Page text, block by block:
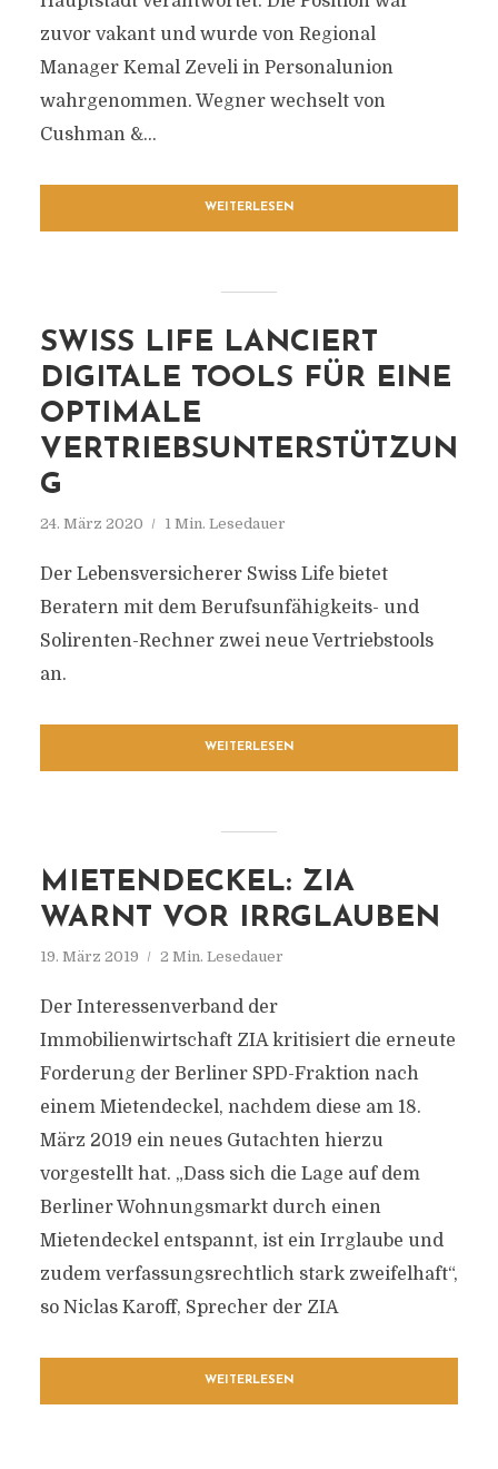
zuvor vakant und wurde von Regional
Manager Kemal Zeveli in Personalunion
wahrgenommen. Wegner wechselt von
Cushman &...
WEITERLESEN
SWISS LIFE LANCIERT
DIGITALE TOOLS FÜR EINE
OPTIMALE
VERTRIEBSUNTERSTÜTZUN
G
24. März 2020 1 Min. Lesedauer
Der Lebensversicherer Swiss Life bietet
Beratern mit dem Berufsunfähigkeits- und
Solirenten-Rechner zwei neue Vertriebstools
an.
WEITERLESEN
MIETENDECKEL: ZIA
WARNT VOR IRRGLAUBEN
19. März 2019 2 Min. Lesedauer
Der Interessenverband der
Immobilienwirtschaft ZIA kritisiert die erneute
Forderung der Berliner SPD-Fraktion nach
einem Mietendeckel, nachdem diese am 18.
März 2019 ein neues Gutachten hierzu
vorgestellt hat. „Dass sich die Lage auf dem
Berliner Wohnungsmarkt durch einen
Mietendeckel entspannt, ist ein Irrglaube und
zudem verfassungsrechtlich stark zweifelhaft“,
so Niclas Karoff, Sprecher der ZIA
WEITERLESEN